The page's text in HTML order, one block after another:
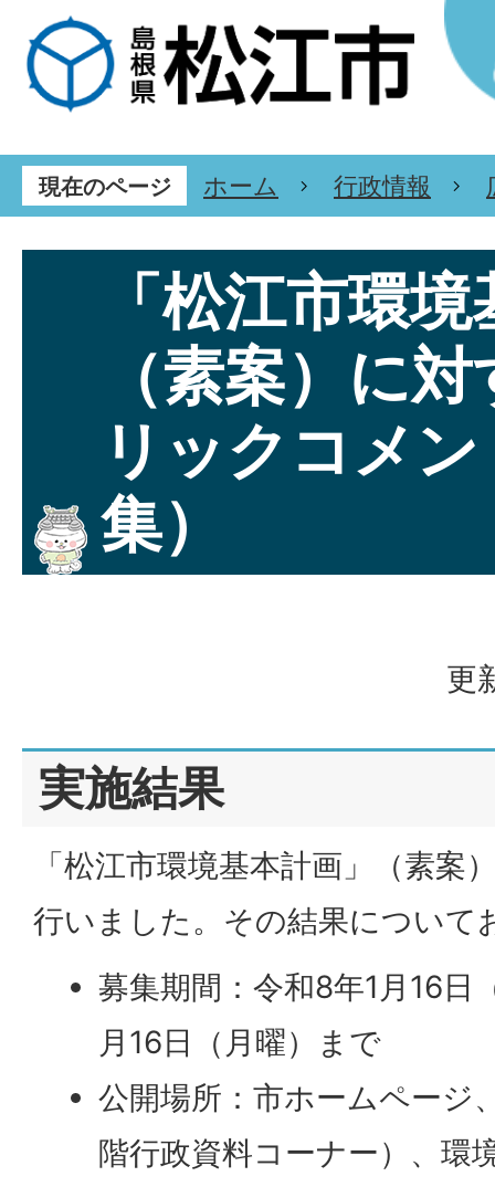
現在のページ ホーム 行政情報
「松江市環
（素案）に
リックコメ
集）
更
実施結果
「松江市環境基本計画」（素案
行いました。その結果について
募集期間：令和8年1月16日
月16日（月曜）まで
公開場所：市ホームページ
階行政資料コーナー）、環